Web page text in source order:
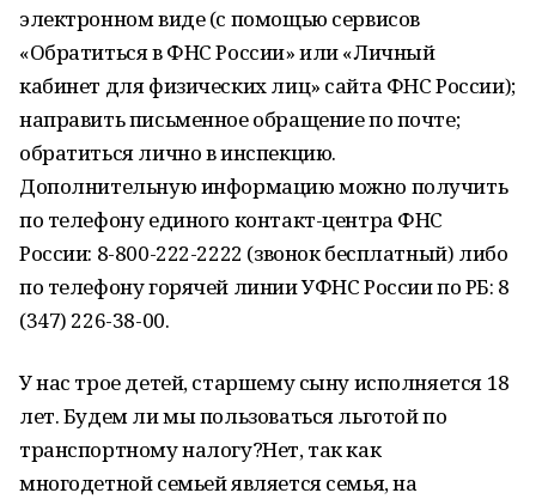
электронном виде (с помощью сервисов
«Обратиться в ФНС России» или «Личный
кабинет для физических лиц» сайта ФНС России);
направить письменное обращение по почте;
обратиться лично в инспекцию.
Дополнительную информацию можно получить
по телефону единого контакт-центра ФНС
России: 8-800-222-2222 (звонок бесплатный) либо
по телефону горячей линии УФНС России по РБ: 8
(347) 226-38-00.
У нас трое детей, старшему сыну исполняется 18
лет. Будем ли мы пользоваться льготой по
транспортному налогу?Нет, так как
многодетной семьей является семья, на